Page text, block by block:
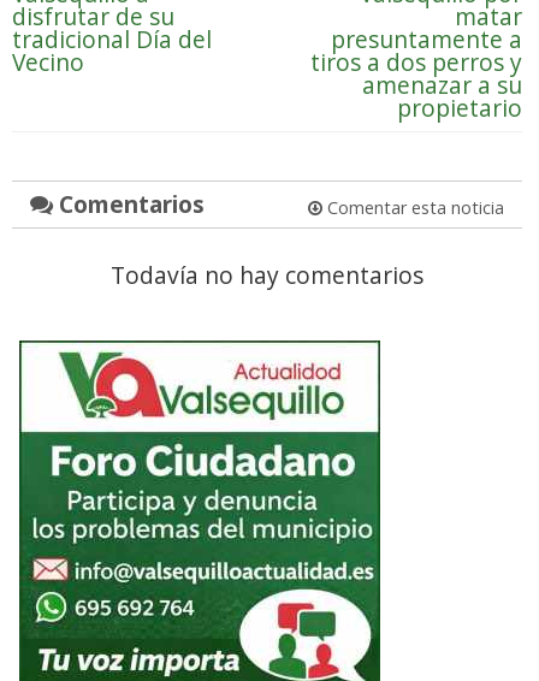
disfrutar de su
tradicional Día del
Vecino
matar
presuntamente a
tiros a dos perros y
amenazar a su
propietario
Comentarios Comentar esta noticia
Todavía no hay comentarios